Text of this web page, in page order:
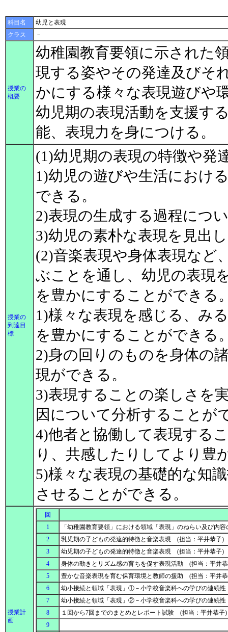
科目名
幼児と表現
クラス
－
授業の
概要
幼稚園教育要領に示された
現する姿やその発達及びそ
かにする様々な表現遊びや
幼児期の表現活動を支援す
能、表現力を身につける。
授業の
到達目
標
(1)幼児期の表現の特徴や発
1)幼児の遊びや生活におけ
できる。
2)表現の生成する過程につ
3)幼児の素朴な表現を見出
(2)音楽表現や身体表現など
ぶことを通し、幼児の表現
を豊かにすることができる
1)様々な表現を感じる、み
を豊かにすることができる
2)身の回りのものを身体の
現ができる。
3)表現することの楽しさを
因について分析することが
4)他者と協働して表現する
り、共感したりしてより豊
5)様々な表現の基礎的な知
させることができる。
授業計
画
回
1
「幼稚園教育要領」における領域「表現」のねらい及び内
2
乳児期の子どもの発達的特徴と音楽表現 (担当：平井恭子)
3
幼児期の子どもの発達的特徴と音楽表現 (担当：平井恭子)
4
身体の動きとリズム感の育ちを促す表現活動 (担当：平井
5
豊かな音楽表現を育む保育環境と教師の援助 (担当：平井
6
幼小接続と領域「表現」①－小学校音楽科への学びの連続
7
幼小接続と領域「表現」②－小学校音楽科への学びの連続
8
１回から7回までのまとめとレポート試験 (担当：平井恭子)
9